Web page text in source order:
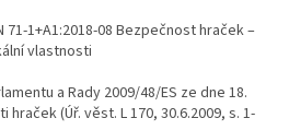
71-1+A1:2018-08 Bezpečnost hraček –
vlastnosti
a Rady 2009/48/ES ze dne 18.
(Úř. věst. L 170, 30.6.2009, s. 1-